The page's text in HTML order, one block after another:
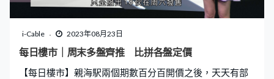
i-Cable 2023年08月23日
每日樓市｜周末多盤齊推 比拼各盤定價
【每日樓市】親海駅兩個期數百分百開價之後，天天有部